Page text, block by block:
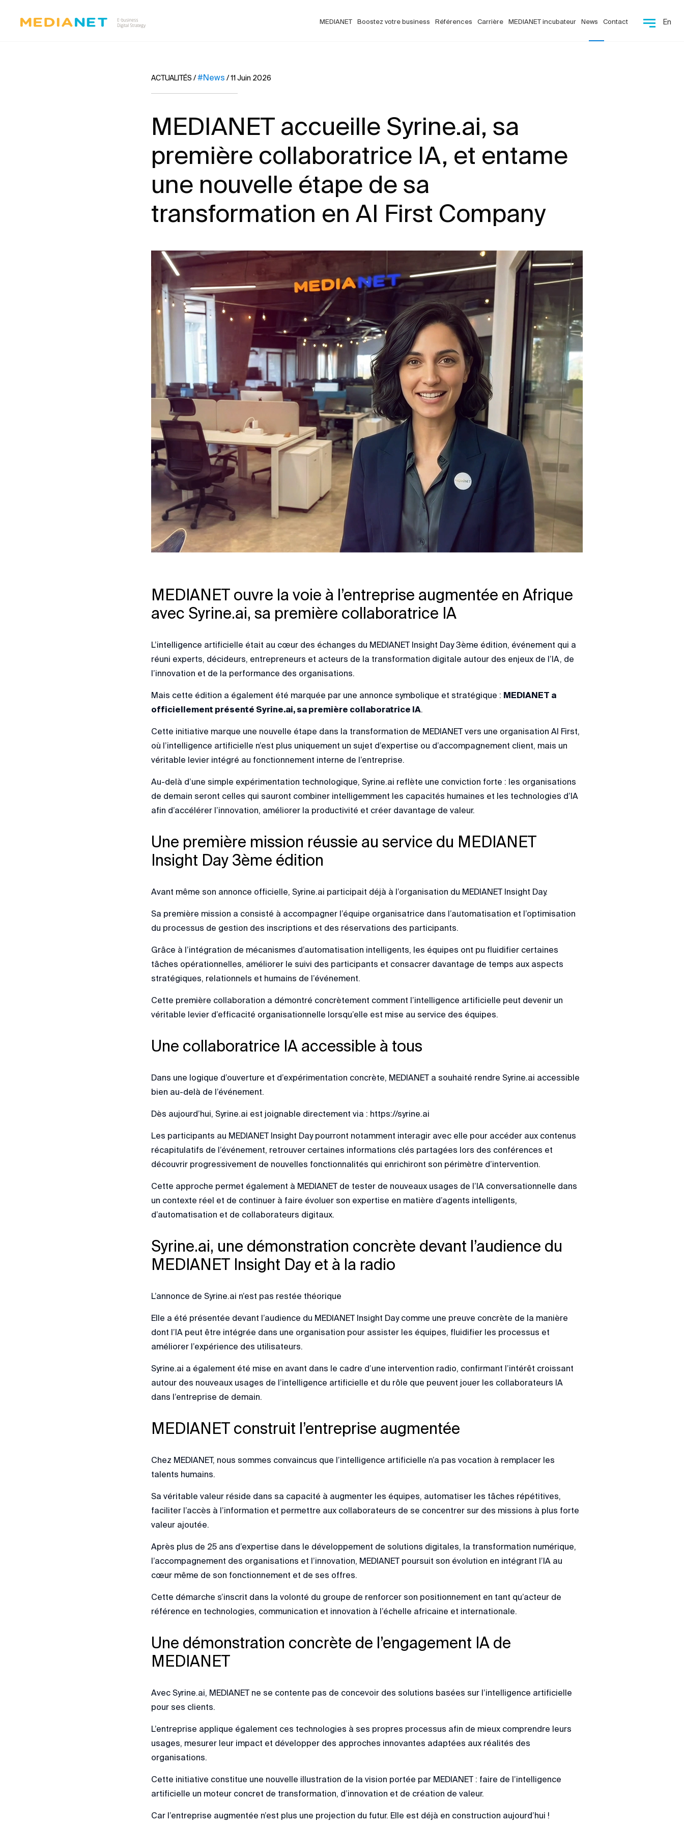
MEDIANET Boostez votre business Références Carrière MEDIANET incubateur News Contact En
ACTUALITÉS /#News /11 Juin 2026
MEDIANET accueille Syrine.ai, sa
première collaboratrice IA, et entame
une nouvelle étape de sa
transformation en AI First Company
MEDIANET ouvre la voie à l’entreprise augmentée en Afrique
avec Syrine.ai, sa première collaboratrice IA
L’intelligence artificielle était au cœur des échanges du MEDIANET Insight Day 3ème édition, événement qui a
réuni experts, décideurs, entrepreneurs et acteurs de la transformation digitale autour des enjeux de l’IA, de
l’innovation et de la performance des organisations.
Mais cette édition a également été marquée par une annonce symbolique et stratégique : MEDIANET a
officiellement présenté Syrine.ai, sa première collaboratrice IA.
Cette initiative marque une nouvelle étape dans la transformation de MEDIANET vers une organisation AI First,
où l’intelligence artificielle n’est plus uniquement un sujet d’expertise ou d’accompagnement client, mais un
véritable levier intégré au fonctionnement interne de l’entreprise.
Au-delà d’une simple expérimentation technologique, Syrine.ai reflète une conviction forte : les organisations
de demain seront celles qui sauront combiner intelligemment les capacités humaines et les technologies d’IA
afin d’accélérer l’innovation, améliorer la productivité et créer davantage de valeur.
Une première mission réussie au service du MEDIANET
Insight Day 3ème édition
Avant même son annonce officielle, Syrine.ai participait déjà à l’organisation du MEDIANET Insight Day.
Sa première mission a consisté à accompagner l’équipe organisatrice dans l’automatisation et l’optimisation
du processus de gestion des inscriptions et des réservations des participants.
Grâce à l’intégration de mécanismes d’automatisation intelligents, les équipes ont pu fluidifier certaines
tâches opérationnelles, améliorer le suivi des participants et consacrer davantage de temps aux aspects
stratégiques, relationnels et humains de l’événement.
Cette première collaboration a démontré concrètement comment l’intelligence artificielle peut devenir un
véritable levier d’efficacité organisationnelle lorsqu’elle est mise au service des équipes.
Une collaboratrice IA accessible à tous
Dans une logique d’ouverture et d’expérimentation concrète, MEDIANET a souhaité rendre Syrine.ai accessible
bien au-delà de l’événement.
Dès aujourd’hui, Syrine.ai est joignable directement via : https://syrine.ai
Les participants au MEDIANET Insight Day pourront notamment interagir avec elle pour accéder aux contenus
récapitulatifs de l’événement, retrouver certaines informations clés partagées lors des conférences et
découvrir progressivement de nouvelles fonctionnalités qui enrichiront son périmètre d’intervention.
Cette approche permet également à MEDIANET de tester de nouveaux usages de l’IA conversationnelle dans
un contexte réel et de continuer à faire évoluer son expertise en matière d’agents intelligents,
d’automatisation et de collaborateurs digitaux.
Syrine.ai, une démonstration concrète devant l’audience du
MEDIANET Insight Day et à la radio
L’annonce de Syrine.ai n’est pas restée théorique
Elle a été présentée devant l’audience du MEDIANET Insight Day comme une preuve concrète de la manière
dont l’IA peut être intégrée dans une organisation pour assister les équipes, fluidifier les processus et
améliorer l’expérience des utilisateurs.
Syrine.ai a également été mise en avant dans le cadre d’une intervention radio, confirmant l’intérêt croissant
autour des nouveaux usages de l’intelligence artificielle et du rôle que peuvent jouer les collaborateurs IA
dans l’entreprise de demain.
MEDIANET construit l’entreprise augmentée
Chez MEDIANET, nous sommes convaincus que l’intelligence artificielle n’a pas vocation à remplacer les
talents humains.
Sa véritable valeur réside dans sa capacité à augmenter les équipes, automatiser les tâches répétitives,
faciliter l’accès à l’information et permettre aux collaborateurs de se concentrer sur des missions à plus forte
valeur ajoutée.
Après plus de 25 ans d’expertise dans le développement de solutions digitales, la transformation numérique,
l’accompagnement des organisations et l’innovation, MEDIANET poursuit son évolution en intégrant l’IA au
cœur même de son fonctionnement et de ses offres.
Cette démarche s’inscrit dans la volonté du groupe de renforcer son positionnement en tant qu’acteur de
référence en technologies, communication et innovation à l’échelle africaine et internationale.
Une démonstration concrète de l’engagement IA de
MEDIANET
Avec Syrine.ai, MEDIANET ne se contente pas de concevoir des solutions basées sur l’intelligence artificielle
pour ses clients.
L’entreprise applique également ces technologies à ses propres processus afin de mieux comprendre leurs
usages, mesurer leur impact et développer des approches innovantes adaptées aux réalités des
organisations.
Cette initiative constitue une nouvelle illustration de la vision portée par MEDIANET : faire de l’intelligence
artificielle un moteur concret de transformation, d’innovation et de création de valeur.
Car l’entreprise augmentée n’est plus une projection du futur. Elle est déjà en construction aujourd’hui !